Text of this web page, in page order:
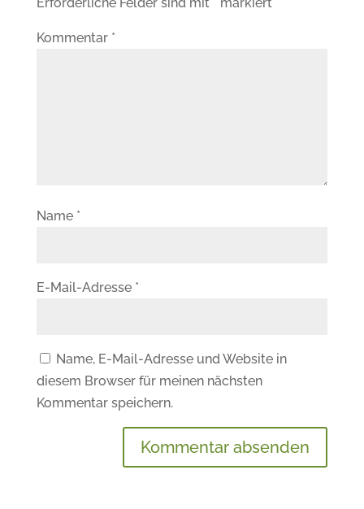
Kommentar *
Name *
E-Mail-Adresse *
Name, E-Mail-Adresse und Website in
diesem Browser für meinen nächsten
Kommentar speichern.